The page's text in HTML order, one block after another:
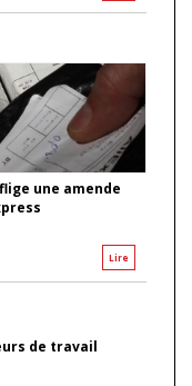
une amende
Lire
de travail